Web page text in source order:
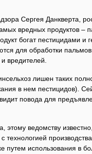
Сергея Данкверта,
вредных продуктов –
богат пестицидами
для обработки
и вредителей.
лишен таких
в нем пестицидов).
повода для
этому ведомству
технологией
путем использования в